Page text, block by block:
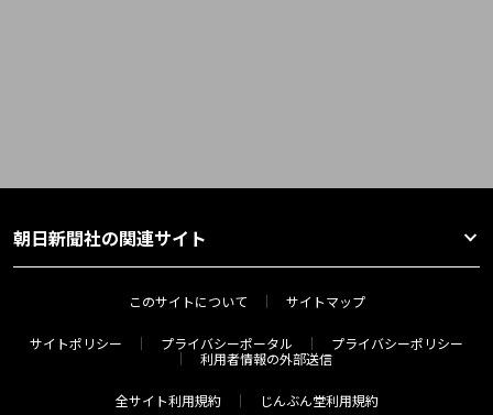
朝日新聞社の関連サイト
このサイトについて サイトマップ
サイトポリシー プライバシーポータル
プライバシーポリシー
利用者情報の外部送信
全サイト利用規約 じんぶん堂利用規約